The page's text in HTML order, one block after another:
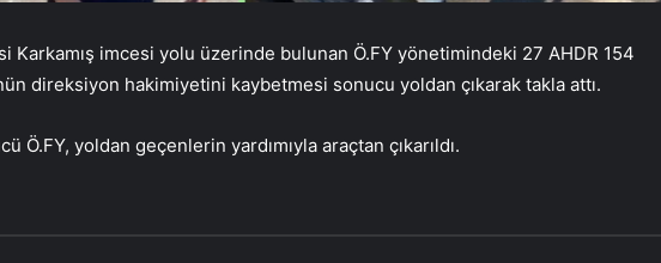
Karkamış imcesi yolu üzerinde bulunan Ö.FY yönetimindeki 27 AHDR 154
direksiyon hakimiyetini kaybetmesi sonucu yoldan çıkarak takla attı.
Ö.FY, yoldan geçenlerin yardımıyla araçtan çıkarıldı.